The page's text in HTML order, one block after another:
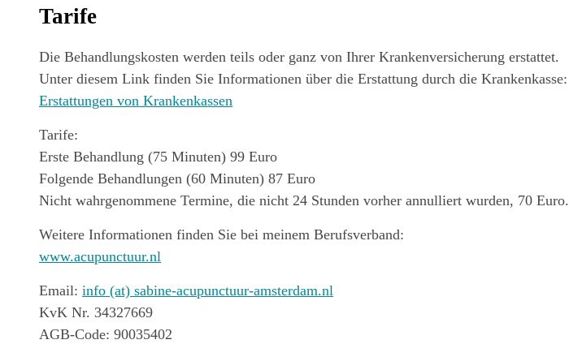
Tarife
Die Behandlungskosten werden teils oder ganz von Ihrer Krankenversicherung erstattet.
Unter diesem Link finden Sie Informationen über die Erstattung durch die Krankenkasse:
Erstattungen von Krankenkassen
Tarife:
Erste Behandlung (75 Minuten) 99 Euro
Folgende Behandlungen (60 Minuten) 87 Euro
Nicht wahrgenommene Termine, die nicht 24 Stunden vorher annulliert wurden, 70 Euro.
Weitere Informationen finden Sie bei meinem Berufsverband:
www.acupunctuur.nl
Email: info (at) sabine-acupunctuur-amsterdam.nl
KvK Nr. 34327669
AGB-Code: 90035402